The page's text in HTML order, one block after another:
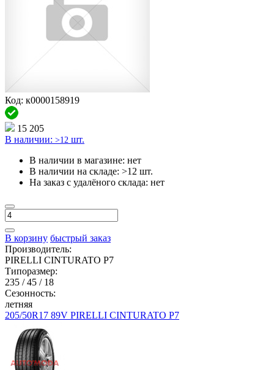
Код: к0000158919
15 205
В наличии: >12 шт.
В наличии в магазине: нет
В наличии на складе: >12 шт.
На заказ с удалёного склада: нет
В корзину быстрый заказ
Производитель:
PIRELLI CINTURATO P7
Типоразмер:
235 / 45 / 18
Сезонность:
летняя
205/50R17 89V PIRELLI CINTURATO P7